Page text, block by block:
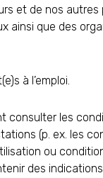
et de nos autres
ainsi que des
à l’emploi.
consulter les
(p. ex. les
ou
des